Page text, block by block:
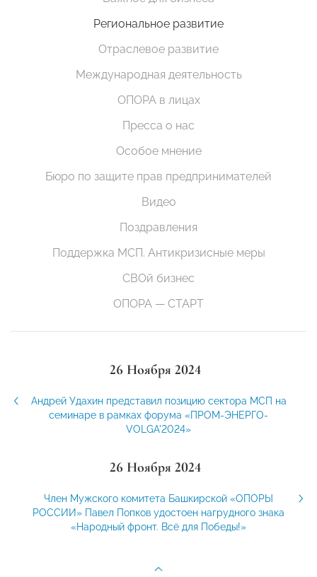
Региональное развитие
Отраслевое развитие
Международная деятельность
ОПОРА в лицах
Пресса о нас
Особое мнение
Бюро по защите прав предпринимателей
Видео
Поздравления
Поддержка МСП. Антикризисные меры
СВОй бизнес
ОПОРА — СТАРТ
26 Ноября 2024
Андрей Удахин представил позицию сектора МСП на
семинаре в рамках форума «ПРОМ-ЭНЕРГО-
VOLGA'2024»
26 Ноября 2024
Член Мужского комитета Башкирской «ОПОРЫ
РОССИИ» Павел Попков удостоен нагрудного знака
«Народный фронт. Всё для Победы!»